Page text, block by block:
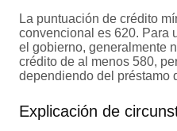
La puntuación de crédito
convencional es 620. Para
el gobierno, generalmente
crédito de al menos 580,
dependiendo del préstamo
Explicación de